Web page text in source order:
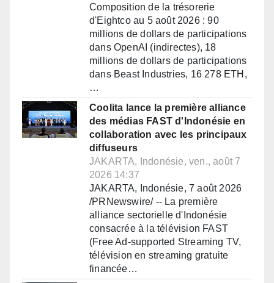
Composition de la trésorerie
d'Eightco au 5 août 2026 : 90
millions de dollars de participations
dans OpenAI (indirectes), 18
millions de dollars de participations
dans Beast Industries, 16 278 ETH,
…
Coolita lance la première alliance
des médias FAST d'Indonésie en
collaboration avec les principaux
diffuseurs
JAKARTA, Indonésie, ven., août 7
2026 14:37
JAKARTA, Indonésie, 7 août 2026
/PRNewswire/ -- La première
alliance sectorielle d'Indonésie
consacrée à la télévision FAST
(Free Ad-supported Streaming TV,
télévision en streaming gratuite
financée…